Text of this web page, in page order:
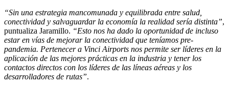
“Sin una estrategia mancomunada y equilibrada entre salud,
conectividad y salvaguardar la economía la realidad sería distinta”,
puntualiza Jaramillo. “Esto nos ha dado la oportunidad de incluso
estar en vías de mejorar la conectividad que teníamos pre-
pandemia. Pertenecer a Vinci Airports nos permite ser líderes en la
aplicación de las mejores prácticas en la industria y tener los
contactos directos con los líderes de las líneas aéreas y los
desarrolladores de rutas”.